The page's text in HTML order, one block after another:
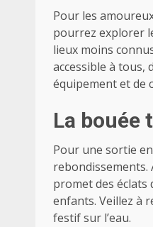
Pour les
pourrez explorer
lieux moins
accessible à tous,
équipement et de
La bouée
Pour une sortie
rebondissements.
promet des éclats
enfants. Veillez à
festif sur l’eau.